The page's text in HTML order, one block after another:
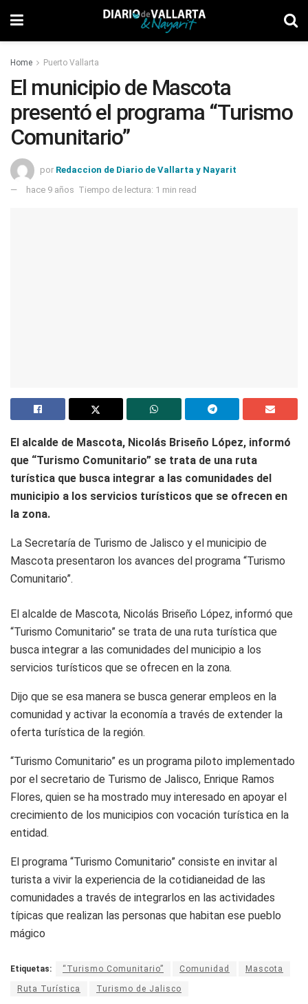
Home Puerto Vallarta
El municipio de Mascota
presentó el programa “Turismo
Comunitario”
por Redaccion de Diario de Vallarta y Nayarit
hace 9 años Tiempo de lectura: 1 min read
El alcalde de Mascota, Nicolás Briseño López, informó
que “Turismo Comunitario” se trata de una ruta
turística que busca integrar a las comunidades del
municipio a los servicios turísticos que se ofrecen en
la zona.
La Secretaría de Turismo de Jalisco y el municipio de
Mascota presentaron los avances del programa “Turismo
Comunitario”.
El alcalde de Mascota, Nicolás Briseño López, informó que
“Turismo Comunitario” se trata de una ruta turística que
busca integrar a las comunidades del municipio a los
servicios turísticos que se ofrecen en la zona.
Dijo que se esa manera se busca generar empleos en la
comunidad y activar la economía a través de extender la
oferta turística de la región.
“Turismo Comunitario” es un programa piloto implementado
por el secretario de Turismo de Jalisco, Enrique Ramos
Flores, quien se ha mostrado muy interesado en apoyar el
crecimiento de los municipios con vocación turística en la
entidad.
El programa “Turismo Comunitario” consiste en invitar al
turista a vivir la experiencia de la cotidianeidad de las
comunidades a través de integrarlos en las actividades
típicas que realizan las personas que habitan ese pueblo
mágico
Etiquetas: “Turismo Comunitario” Comunidad Mascota
Ruta Turística Turismo de Jalisco